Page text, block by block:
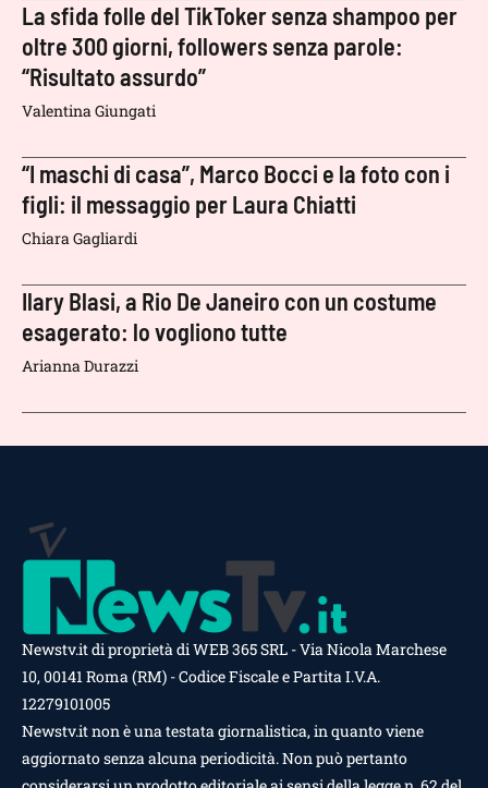
La sfida folle del TikToker senza shampoo per
oltre 300 giorni, followers senza parole:
“Risultato assurdo”
Valentina Giungati
“I maschi di casa”, Marco Bocci e la foto con i
figli: il messaggio per Laura Chiatti
Chiara Gagliardi
Ilary Blasi, a Rio De Janeiro con un costume
esagerato: lo vogliono tutte
Arianna Durazzi
Newstv.it di proprietà di WEB 365 SRL - Via Nicola Marchese
10, 00141 Roma (RM) - Codice Fiscale e Partita I.V.A.
12279101005
Newstv.it non è una testata giornalistica, in quanto viene
aggiornato senza alcuna periodicità. Non può pertanto